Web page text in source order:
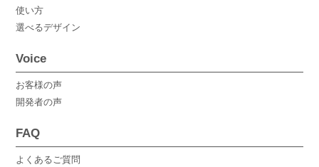
使い方
選べるデザイン
Voice
お客様の声
開発者の声
FAQ
よくあるご質問